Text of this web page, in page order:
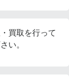
買取を行って
い。